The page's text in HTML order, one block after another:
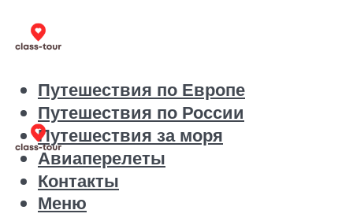
Путешествия по Европе
Путешествия по России
Путешествия за моря
Авиаперелеты
Контакты
Меню